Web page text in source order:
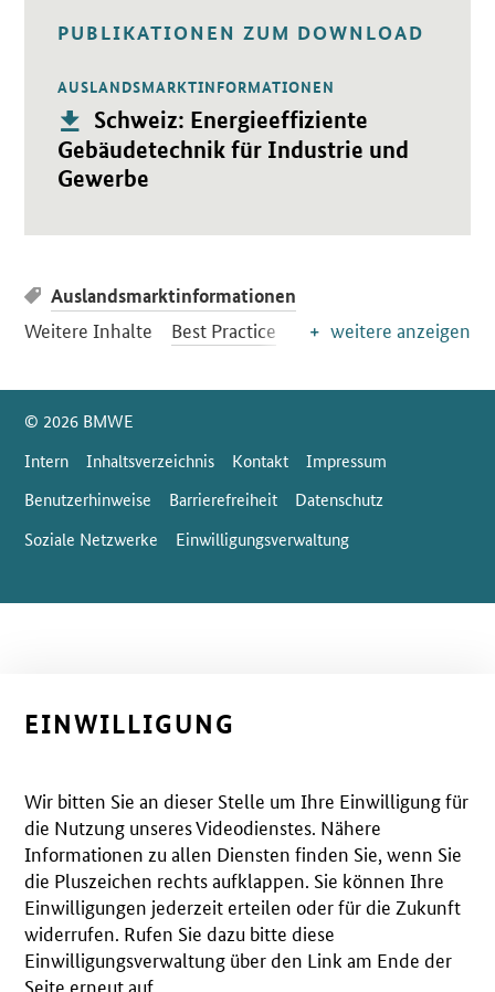
PUBLIKATIONEN ZUM DOWNLOAD
AUSLANDSMARKTINFORMATIONEN
Publikation:
Schweiz: Energieeffiziente
Gebäudetechnik für Industrie und
Gewerbe
Öffnet PDF "Schweiz: Energieeffiziente Gebäudetechnik für
Auslandsmarktinformationen
Weitere Inhalte Best Practice weitere anzeigen
SrOnlyServicemenü
© 2026 BMWE
Intern
Inhaltsverzeichnis Kontakt
Impressum
Benutzerhinweise
Barrierefreiheit
Datenschutz
Soziale Netzwerke
Einwilligungsverwaltung
EINWILLIGUNG
Wir bitten Sie an dieser Stelle um Ihre Einwilligung für
die Nutzung unseres Videodienstes. Nähere
Informationen zu allen Diensten finden Sie, wenn Sie
die Pluszeichen rechts aufklappen. Sie können Ihre
Einwilligungen jederzeit erteilen oder für die Zukunft
widerrufen. Rufen Sie dazu bitte diese
Einwilligungsverwaltung über den Link am Ende der
Seite erneut auf.